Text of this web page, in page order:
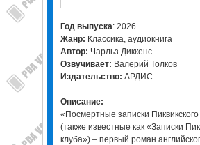
Год выпуска: 2026
Жанр: Классика, аудиокнига
Автор: Чарльз Диккенс
Озвучивает: Валерий Толков
Издательство: АРДИС
Описание:
«Посмертные записки Пиквикского
(также известные как «Записки
клуба») – первый роман